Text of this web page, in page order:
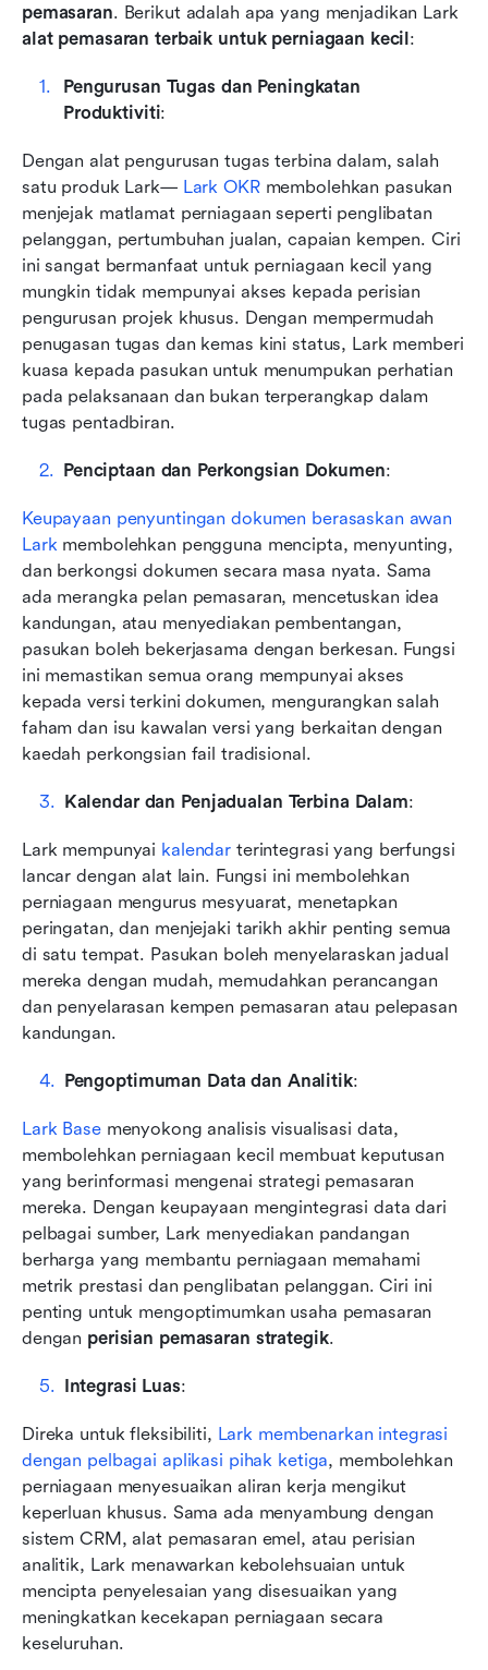
pemasaran
alat pemasaran terbaik untuk perniagaan kecil:
Pengurusan Tugas dan Peningkatan
Produktiviti:
Dengan alat pengurusan tugas terbina dalam, salah
satu produk Lark— Lark OKR membolehkan pasukan
menjejak matlamat perniagaan seperti penglibatan
pelanggan, pertumbuhan jualan, capaian kempen. Ciri
ini sangat bermanfaat untuk perniagaan kecil yang
mungkin tidak mempunyai akses kepada perisian
pengurusan projek khusus. Dengan mempermudah
penugasan tugas dan kemas kini status, Lark memberi
kuasa kepada pasukan untuk menumpukan perhatian
pada pelaksanaan dan bukan terperangkap dalam
tugas pentadbiran.
Penciptaan dan Perkongsian Dokumen:
Keupayaan penyuntingan dokumen berasaskan awan
Lark membolehkan pengguna mencipta, menyunting,
dan berkongsi dokumen secara masa nyata. Sama
ada merangka pelan pemasaran, mencetuskan idea
kandungan, atau menyediakan pembentangan,
pasukan boleh bekerjasama dengan berkesan. Fungsi
ini memastikan semua orang mempunyai akses
kepada versi terkini dokumen, mengurangkan salah
faham dan isu kawalan versi yang berkaitan dengan
kaedah perkongsian fail tradisional.
Kalendar dan Penjadualan Terbina Dalam:
Lark mempunyai kalendar terintegrasi yang berfungsi
lancar dengan alat lain. Fungsi ini membolehkan
perniagaan mengurus mesyuarat, menetapkan
peringatan, dan menjejaki tarikh akhir penting semua
di satu tempat. Pasukan boleh menyelaraskan jadual
mereka dengan mudah, memudahkan perancangan
dan penyelarasan kempen pemasaran atau pelepasan
kandungan.
Pengoptimuman Data dan Analitik:
Lark Base menyokong analisis visualisasi data,
membolehkan perniagaan kecil membuat keputusan
yang berinformasi mengenai strategi pemasaran
mereka. Dengan keupayaan mengintegrasi data dari
pelbagai sumber, Lark menyediakan pandangan
berharga yang membantu perniagaan memahami
metrik prestasi dan penglibatan pelanggan. Ciri ini
penting untuk mengoptimumkan usaha pemasaran
dengan perisian pemasaran strategik.
Integrasi Luas:
Direka untuk fleksibiliti, Lark membenarkan integrasi
dengan pelbagai aplikasi pihak ketiga, membolehkan
perniagaan menyesuaikan aliran kerja mengikut
keperluan khusus. Sama ada menyambung dengan
sistem CRM, alat pemasaran emel, atau perisian
analitik, Lark menawarkan kebolehsuaian untuk
mencipta penyelesaian yang disesuaikan yang
meningkatkan kecekapan perniagaan secara
keseluruhan.